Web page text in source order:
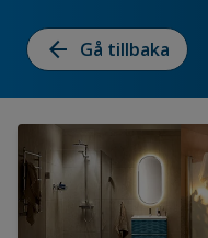
arrow_back Gå tillbaka